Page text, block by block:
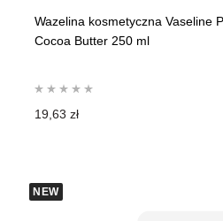
Wazelina kosmetyczna Vaseline
Cocoa Butter 250 ml
19,63 zł
NEW